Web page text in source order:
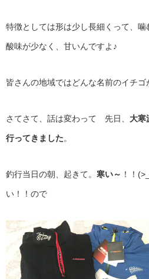
特徴としては形は少し長細くって、噛
酸味が少なく、甘いんですよ♪
皆さんの地域ではどんな名前のイチ
さてさて、話は変わって 先日、 大寒
行ってきました。
釣行当日の朝、起きて。 寒い～ ！！
い！！ので